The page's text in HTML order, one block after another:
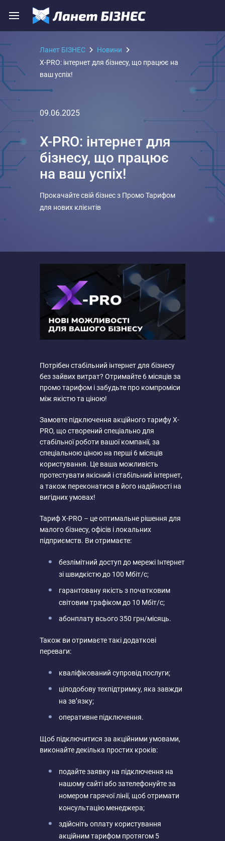
Ланет БІЗНЕС
Новини
X-PRO: інтернет для бізнесу, що працює на
ваш успіх!
09.06.2025
X-PRO: інтернет для
бізнесу, що працює
на ваш успіх!
Прокачайте свій бізнес з Промо Тарифом
для нових клієнтів
Потрібен стабільний інтернет для бізнесу
без зайвих витрат? Отримайте 6 місяців за
промо тарифом і забудьте про компроміси
між якістю та ціною!
Замовте підключення акційного тарифу X-
PRO, що створений спеціально для
стабільної роботи вашої компанії, за
спеціальною ціною на перші 6 місяців
користування. Це ваша можливість
протестувати якісний і стабільний інтернет,
а також переконатися в його надійності на
вигідних умовах!
Тариф X-PRO – це оптимальне рішення для
малого бізнесу, офісів і локальних
підприємств. Ви отримаєте:
безлімітний доступ до мережі Інтернет
зі швидкістю до 100 Мбіт/с;
гарантовану якість з початковим
світовим трафіком до 10 Мбіт/с;
абонплату всього 350 грн/місяць.
Також ви отримаєте такі додаткові
переваги:
кваліфікований супровід послуги;
цілодобову техпідтримку, яка завжди
на зв’язку;
оперативне підключення.
Щоб підключитися за акційними умовами,
виконайте декілька простих кроків:
подайте заявку на підключення на
нашому сайті або зателефонуйте за
номером гарячої лінії, щоб отримати
консультацію менеджера;
здійсніть оплату користування
акційним тарифом протягом 5